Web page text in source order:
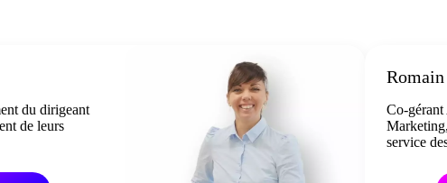
du dirigeant
de leurs
Co-
service